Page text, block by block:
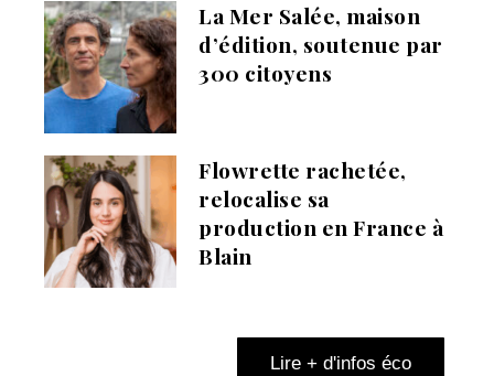
La Mer Salée, maison
d’édition, soutenue par
300 citoyens
Flowrette rachetée,
relocalise sa
production en France à
Blain
Lire + d'infos éco